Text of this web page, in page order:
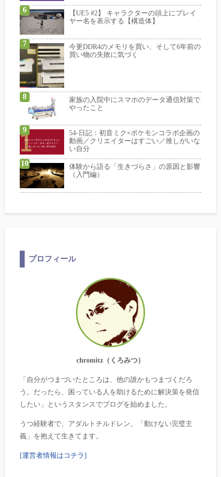
【UE5 #2】 キャラクターの頭上にプレイ
ヤー名を表示する【構造体】
今更DDR4のメモリを買い、そして6年前の
買い物の失敗に気づく
家族の入院中にスマホのデータ通信対策で
やったこと
54-日記：初音ミク×ポケモンコラボ企画の
動画／クリエイターはすごい／推しがいな
い自分
体験から語る「生きづらさ」の原因と影響
（入門編）
プロフィール
chromitz（くろみつ）
「自分がつまづいたところは、他の誰かもつまづくだろ
う。だったら、困っている人を助けるために解決策を発信
したい」というスタンスでブログを始めました。
うつ経験者で、アダルトチルドレン。「動けない完璧主
義」を抱えて生きてます。
[運営者情報はコチラ]